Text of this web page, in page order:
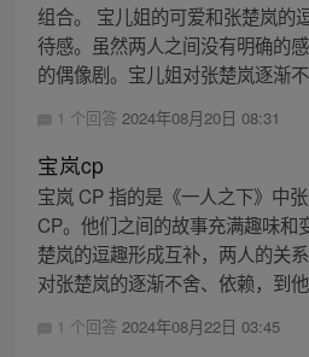
组合。 宝儿姐的可爱和张楚岚的
待感。虽然两人之间没有明确的
的偶像剧。宝儿姐对张楚岚逐渐
1 个回答 2024年08月20日 08:31
宝岚cp
宝岚 CP 指的是《一人之下》中
CP。他们之间的故事充满趣味和
楚岚的逗趣形成互补，两人的关
对张楚岚的逐渐不舍、依赖，到
1 个回答 2024年08月22日 03:45